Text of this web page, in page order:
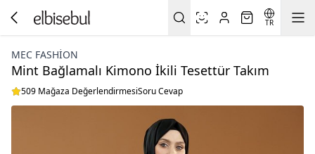
TR
MEC FASHION
Mint Bağlamalı Kimono İkili Tesettür Takım
509 Mağaza DeğerlendirmesiSoru Cevap